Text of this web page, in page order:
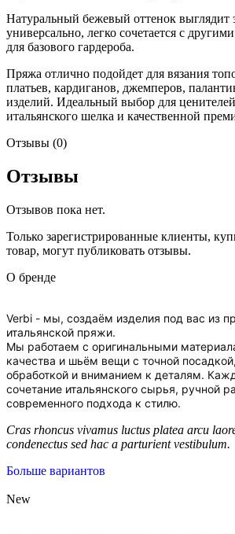
Натуральный бежевый оттенок выглядит
универсально, легко сочетается с
для базового гардероба.
Пряжа отлично подойдет для вязания
платьев, кардиганов, джемперов,
изделий. Идеальный выбор для
итальянского шелка и качественной
Отзывы (0)
Отзывы
Отзывов пока нет.
Только зарегистрированные клиенты,
товар, могут публиковать отзывы.
О бренде
Verbi - мы, создаём изделия под вас из
итальянской пряжи.
Мы работаем с оригинальными
качества и шьём вещи с точной
обработкой и вниманием к деталям.
сочетание итальянского сырья, ручной
современного подхода к стилю.
Cras rhoncus vivamus luctus platea arcu
condenectus sed hac a parturient vestibulum.
Больше вариантов
New